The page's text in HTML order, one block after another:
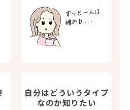
自分はどういうタイプ
なのか知りたい